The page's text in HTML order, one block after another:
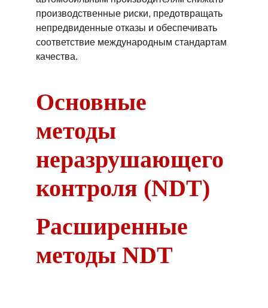
Основные
методы
неразрушающего
контроля (NDT)
Расширенные
методы NDT
производственные риски, предотвращать
непредвиденные отказы и обеспечивать
соответствие международным стандартам
качества.